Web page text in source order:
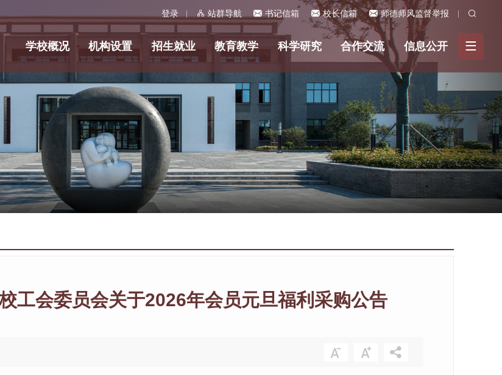
登录 站群导航 书记信箱 校长信箱 师德师风监督举报
学校概况 机构设置 招生就业 教育教学 科学研究 合作交流 信息公开
工会委员会关于2026年会员元旦福利采购公告